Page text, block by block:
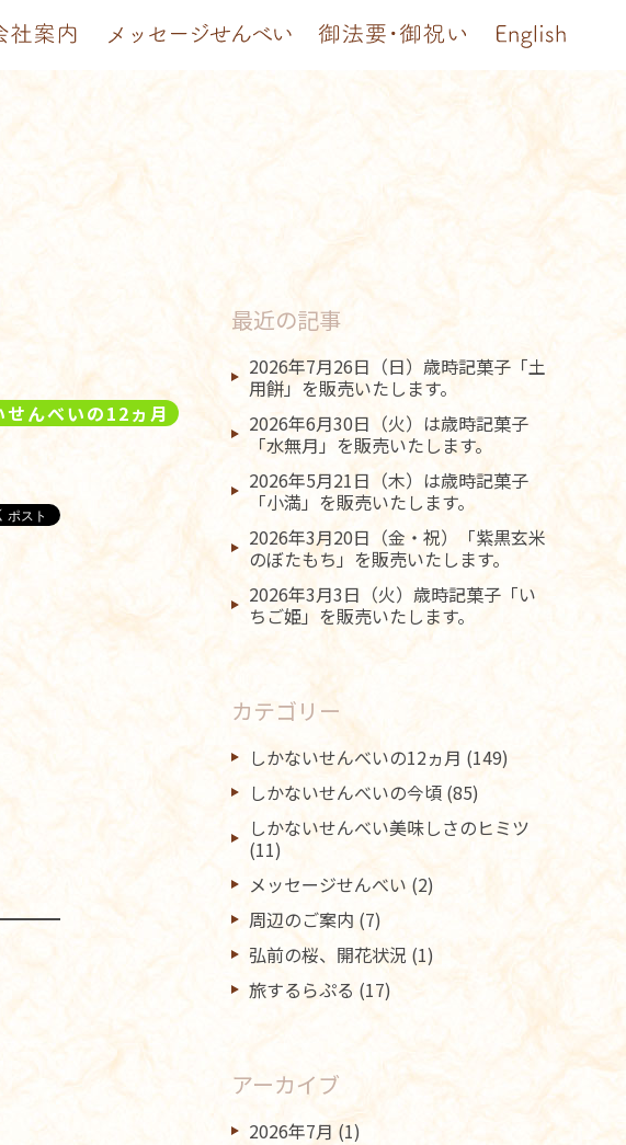
せんべいの12ヵ月
最近の記事
2026年7月26日（日）歳時記菓子「土
用餅」を販売いたします。
2026年6月30日（火）は歳時記菓子
「水無月」を販売いたします。
2026年5月21日（木）は歳時記菓子
「小満」を販売いたします。
2026年3月20日（金・祝）「紫黒玄米
のぼたもち」を販売いたします。
2026年3月3日（火）歳時記菓子「い
ちご姫」を販売いたします。
カテゴリー
しかないせんべいの12ヵ月 (149)
しかないせんべいの今頃 (85)
しかないせんべい美味しさのヒミツ
(11)
メッセージせんべい (2)
周辺のご案内 (7)
弘前の桜、開花状況 (1)
旅するらぷる (17)
アーカイブ
2026年7月 (1)